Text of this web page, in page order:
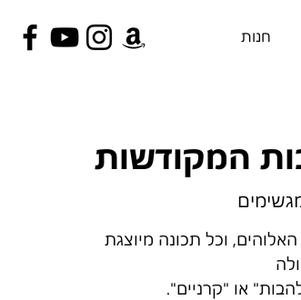
חנות
וכל תכונה מיוצגת